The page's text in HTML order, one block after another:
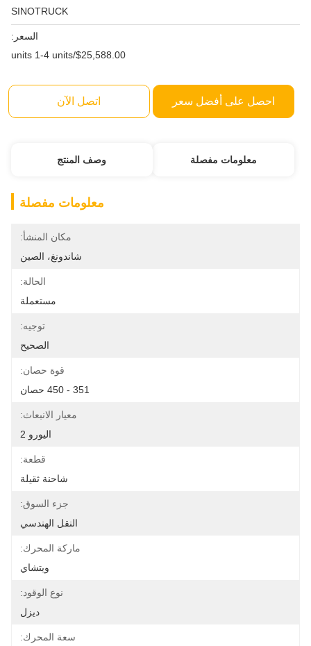
SINOTRUCK
السعر:
$25,588.00/units 1-4 units
احصل على أفضل سعر اتصل الآن
معلومات مفصلة وصف المنتج
معلومات مفصلة
مكان المنشأ:
شاندونغ، الصين
الحالة:
مستعملة
توجيه:
الصحيح
قوة حصان:
351 - 450 حصان
معيار الانبعاث:
اليورو 2
قطعة:
شاحنة ثقيلة
جزء السوق:
النقل الهندسي
ماركة المحرك:
ويتشاي
نوع الوقود:
ديزل
سعة المحرك: